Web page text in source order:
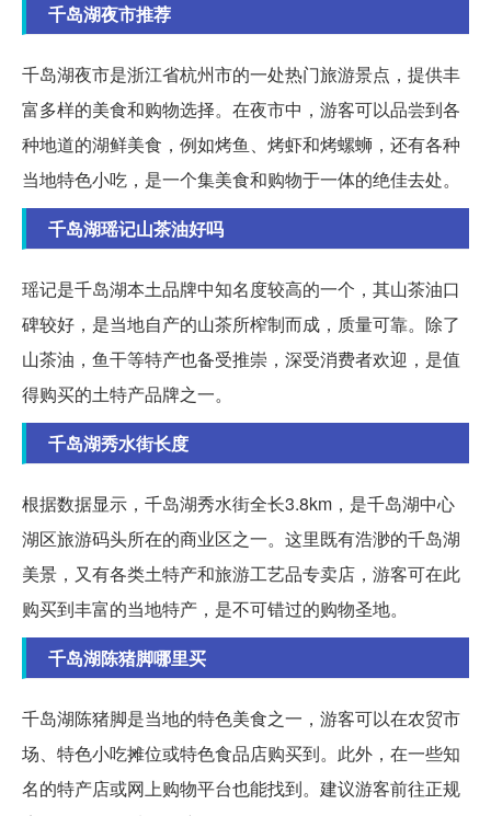
千岛湖夜市推荐
千岛湖夜市是浙江省杭州市的一处热门旅游景点，提供丰
富多样的美食和购物选择。在夜市中，游客可以品尝到各
种地道的湖鲜美食，例如烤鱼、烤虾和烤螺蛳，还有各种
当地特色小吃，是一个集美食和购物于一体的绝佳去处。
千岛湖瑶记山茶油好吗
瑶记是千岛湖本土品牌中知名度较高的一个，其山茶油口
碑较好，是当地自产的山茶所榨制而成，质量可靠。除了
山茶油，鱼干等特产也备受推崇，深受消费者欢迎，是值
得购买的土特产品牌之一。
千岛湖秀水街长度
根据数据显示，千岛湖秀水街全长3.8km，是千岛湖中心
湖区旅游码头所在的商业区之一。这里既有浩渺的千岛湖
美景，又有各类土特产和旅游工艺品专卖店，游客可在此
购买到丰富的当地特产，是不可错过的购物圣地。
千岛湖陈猪脚哪里买
千岛湖陈猪脚是当地的特色美食之一，游客可以在农贸市
场、特色小吃摊位或特色食品店购买到。此外，在一些知
名的特产店或网上购物平台也能找到。建议游客前往正规